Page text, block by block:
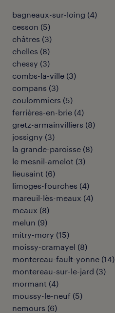
bagneaux-sur-loing (4)
cesson (5)
châtres (3)
chelles (8)
chessy (3)
combs-la-ville (3)
compans (3)
coulommiers (5)
ferrières-en-brie (4)
gretz-armainvilliers (8)
jossigny (3)
la grande-paroisse (8)
le mesnil-amelot (3)
lieusaint (6)
limoges-fourches (4)
mareuil-lès-meaux (4)
meaux (8)
melun (9)
mitry-mory (15)
moissy-cramayel (8)
montereau-fault-yonne (14)
montereau-sur-le-jard (3)
mormant (4)
moussy-le-neuf (5)
nemours (6)